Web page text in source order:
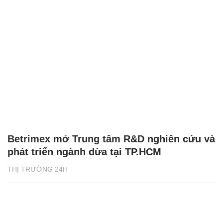
THỊ TRƯỜNG 24H
Betrimex mở Trung tâm R&D nghiên cứu và
phát triển ngành dừa tại TP.HCM